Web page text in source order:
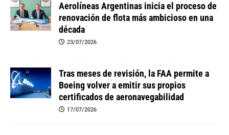
Aerolíneas Argentinas inicia el proceso de
renovación de flota más ambicioso en una
década
23/07/2026
Tras meses de revisión, la FAA permite a
Boeing volver a emitir sus propios
certificados de aeronavegabilidad
17/07/2026